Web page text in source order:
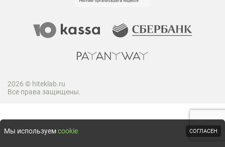
2026 © hiteklab.ru
Все права защищены.
Мы используемcookie СОГЛАСЕН